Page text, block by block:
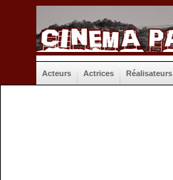
Acteurs Actrices Réalisateurs